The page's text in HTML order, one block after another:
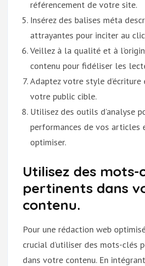
référencement de votre site.
Insérez des balises méta
attrayantes pour inciter au
Veillez à la qualité et à
contenu pour fidéliser les
Adaptez votre style
votre public cible.
Utilisez des outils d’analyse
performances de vos articles
optimiser.
Utilisez des mots-
pertinents dans
contenu.
Pour une rédaction web
crucial d’utiliser des mots-clés
dans votre contenu. En intégrant